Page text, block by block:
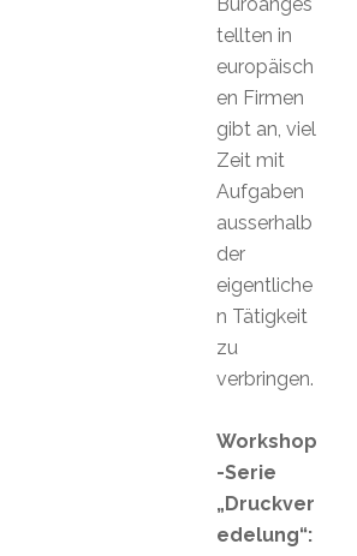
tellten in
europäisch
en Firmen
gibt an, viel
Zeit mit
Aufgaben
ausserhalb
der
eigentliche
n Tätigkeit
zu
verbringen.
Workshop
-Serie
„Druckver
edelung“: